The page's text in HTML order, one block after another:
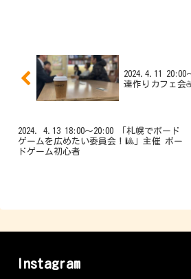
2024.4.11 20:00
達作りカフェ会
2024. 4.13 18:00〜20:00 「札幌でボード
ゲームを広めたい委員会！🎱」主催 ボー
ドゲーム初心者
Instagram